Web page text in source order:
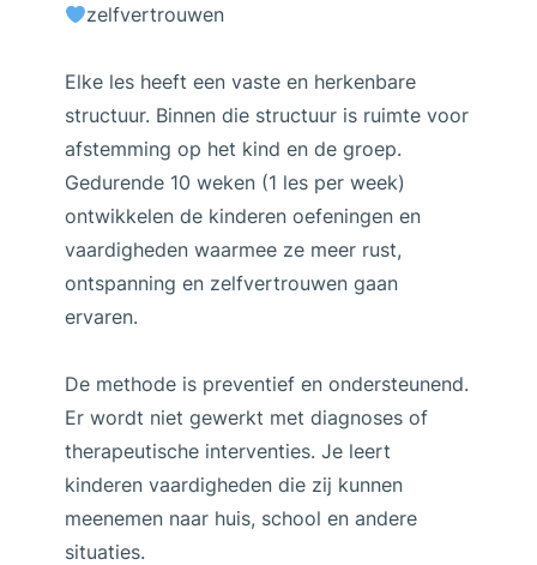
zelfvertrouwen
Elke les heeft een vaste en herkenbare
structuur. Binnen die structuur is ruimte voor
afstemming op het kind en de groep.
Gedurende 10 weken (1 les per week)
ontwikkelen de kinderen oefeningen en
vaardigheden waarmee ze meer rust,
ontspanning en zelfvertrouwen gaan
ervaren.
De methode is preventief en ondersteunend.
Er wordt niet gewerkt met diagnoses of
therapeutische interventies. Je leert
kinderen vaardigheden die zij kunnen
meenemen naar huis, school en andere
situaties.